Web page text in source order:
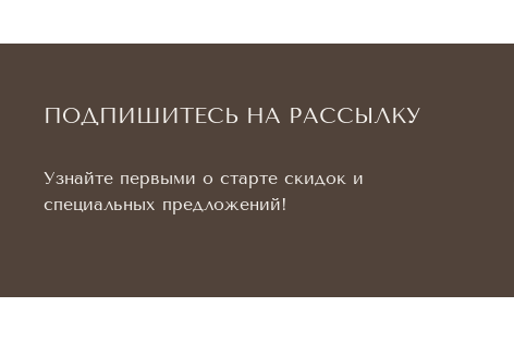
ПОДПИШИТЕСЬ НА РАССЫЛКУ
Узнайте первыми о старте скидок и
специальных предложений!